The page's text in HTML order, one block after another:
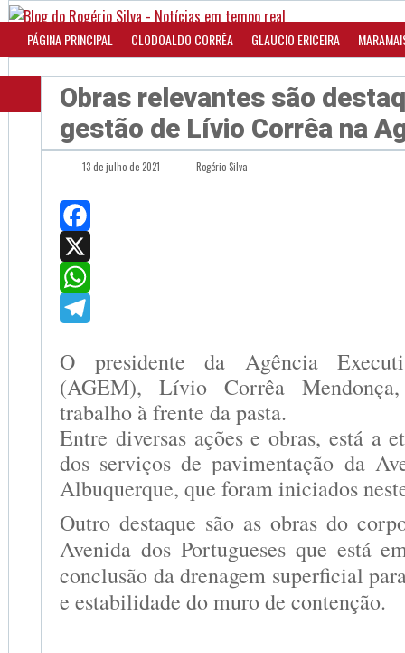
PÁGINA PRINCIPAL CLODOALDO CORRÊA GLAUCIO ERICEIRA
Obras relevantes são
gestão de Lívio Corrêa na
13 de julho de 2021 Rogério Silva
Facebook
X
WhatsApp
O presidente da Agência
(AGEM), Lívio Corrêa
trabalho à frente da pasta.
Entre diversas ações e obras, está a
dos serviços de pavimentação da
Albuquerque, que foram iniciados
Outro destaque são as obras do
Avenida dos Portugueses que está
conclusão da drenagem superficial
e estabilidade do muro de contenção.